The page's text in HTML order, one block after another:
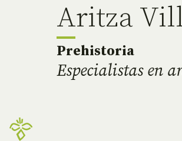
Aritza
Prehistoria
Especialistas en